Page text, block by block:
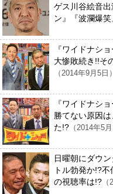
ゲス川谷絵音
ン』『波瀾爆
『ワイドナシ
大惨敗続き!!そ
（2014年9月5日）
『ワイドナシ
勝てない原因
た!? （2014年5月
日曜朝にダウ
トル勃発か!?
の視聴率は!?